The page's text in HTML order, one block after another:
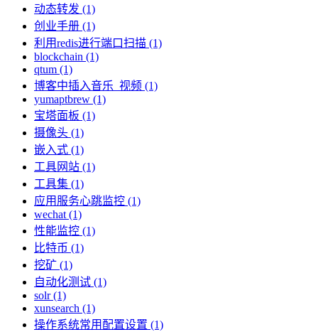
动态转发 (1)
创业手册 (1)
利用redis进行端口扫描 (1)
blockchain (1)
qtum (1)
博客中插入音乐_视频 (1)
yumaptbrew (1)
宝塔面板 (1)
摄像头 (1)
嵌入式 (1)
工具网站 (1)
工具集 (1)
应用服务心跳监控 (1)
wechat (1)
性能监控 (1)
比特币 (1)
挖矿 (1)
自动化测试 (1)
solr (1)
xunsearch (1)
操作系统常用配置设置 (1)